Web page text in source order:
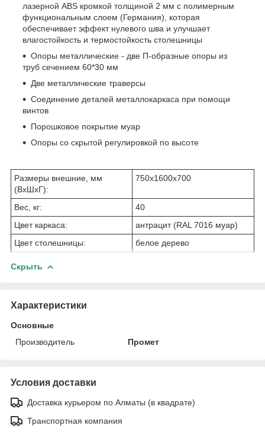
лазерной ABS кромкой толщиной 2 мм с полимерным
функциональным слоем (Германия), которая
обеспечивает эффект нулевого шва и улучшает
влагостойкость и термостойкость столешницы
Опоры металлические - две П-образные опоры из
труб сечением 60*30 мм
Две металлические траверсы
Соединение деталей металлокаркаса при помощи
винтов
Порошковое покрытие муар
Опоры со скрытой регулировкой по высоте
Размеры внешние, мм
(ВхШхГ):
750x1600x700
Вес, кг:
40
Цвет каркаса:
антрацит (RAL 7016 муар)
Цвет столешницы:
белое дерево
Скрыть
Характеристики
Основные
Производитель
Промет
Условия доставки
Доставка курьером по Алматы (в квадрате)
Транспортная компания